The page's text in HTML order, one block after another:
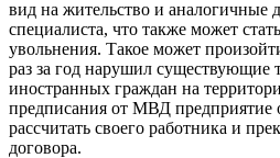
вид на жительство и аналогичные
специалиста, что также может
увольнения. Такое может
раз за год нарушил
иностранных граждан на
предписания от МВД предприятие
рассчитать своего работника и
договора.